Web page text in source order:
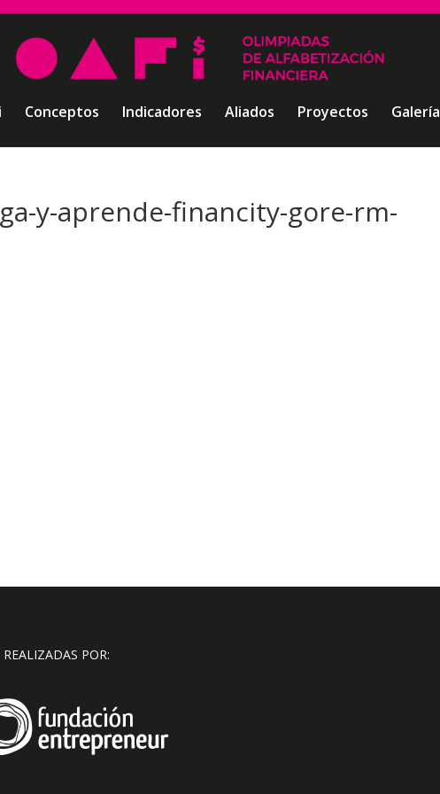
Conceptos Indicadores Aliados Proyectos Galería
y-aprende-financity-gore-rm-
POR: